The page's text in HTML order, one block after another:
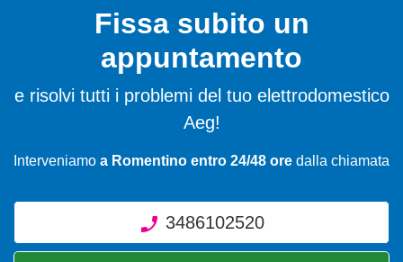
Fissa subito un
appuntamento
e risolvi tutti i problemi del tuo elettrodomestico
Aeg!
Interveniamo a Romentino entro 24/48 ore dalla chiamata
3486102520